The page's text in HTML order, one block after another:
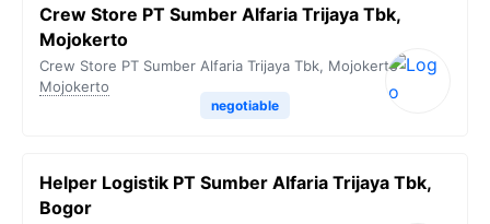
Crew Store PT Sumber Alfaria Trijaya Tbk,
Mojokerto
Crew Store PT Sumber Alfaria Trijaya Tbk, Mojokerto
Mojokerto
negotiable
Helper Logistik PT Sumber Alfaria Trijaya Tbk,
Bogor